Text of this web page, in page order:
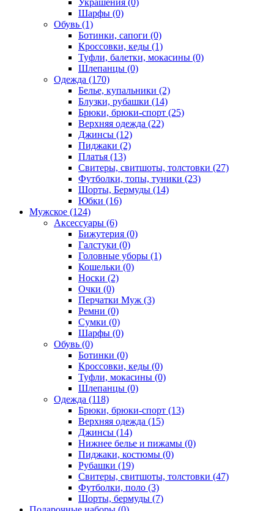
Шарфы (0)
Обувь (1)
Ботинки, сапоги (0)
Кроссовки, кеды (1)
Туфли, балетки, мокасины (0)
Шлепанцы (0)
Одежда (170)
Белье, купальники (2)
Блузки, рубашки (14)
Брюки, брюки-спорт (25)
Верхняя одежда (22)
Джинсы (12)
Пиджаки (2)
Платья (13)
Свитеры, свитшоты, толстовки (27)
Футболки, топы, туники (23)
Шорты, Бермуды (14)
Юбки (16)
Мужское (124)
Аксессуары (6)
Бижутерия (0)
Галстуки (0)
Головные уборы (1)
Кошельки (0)
Носки (2)
Очки (0)
Перчатки Муж (3)
Ремни (0)
Сумки (0)
Шарфы (0)
Обувь (0)
Ботинки (0)
Кроссовки, кеды (0)
Туфли, мокасины (0)
Шлепанцы (0)
Одежда (118)
Брюки, брюки-спорт (13)
Верхняя одежда (15)
Джинсы (14)
Нижнее белье и пижамы (0)
Пиджаки, костюмы (0)
Рубашки (19)
Свитеры, свитшоты, толстовки (47)
Футболки, поло (3)
Шорты, бермуды (7)